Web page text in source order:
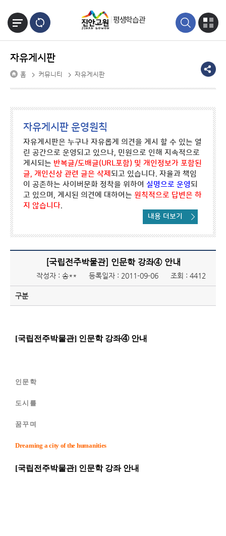
평생학습관
자유게시판
홈 커뮤니티 자유게시판
자유게시판 운영원칙
자유게시판은 누구나 자유롭게 의견을 게시 할 수 있는 열
린 공간으로 운영되고 있으나, 민원으로 인해 지속적으로
게시되는 반복글/도배글(URL포함) 및 개인정보가 포함된
글, 개인신상 관련 글은 삭제 되고 있습니다. 자율과 책임
이 공존하는 사이버문화 정착을 위하여 실명으로 운영되
고 있으며, 게시된 의견에 대하여는 원칙적으로 답변은 하
지 않습니다.
내용 더보기
[국립전주박물관] 인문학 강좌④ 안내
작성자 : 송** 등록일자 : 2011-09-06 조회 : 4412
구분
[국립전주박물관] 인문학 강좌④ 안내
인문학
도시를
꿈꾸며
Dreaming a city of the humanities
[국립전주박물관] 인문학 강좌 안내